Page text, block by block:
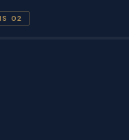
02